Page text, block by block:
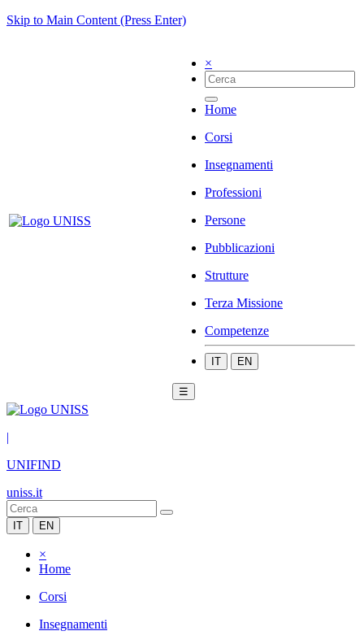
Skip to Main Content (Press Enter)
×
Home
Corsi
Insegnamenti
Professioni
Persone
Pubblicazioni
Strutture
Terza Missione
Competenze
IT EN
☰
|
UNIFIND
uniss.it
IT EN
×
Home
Corsi
Insegnamenti